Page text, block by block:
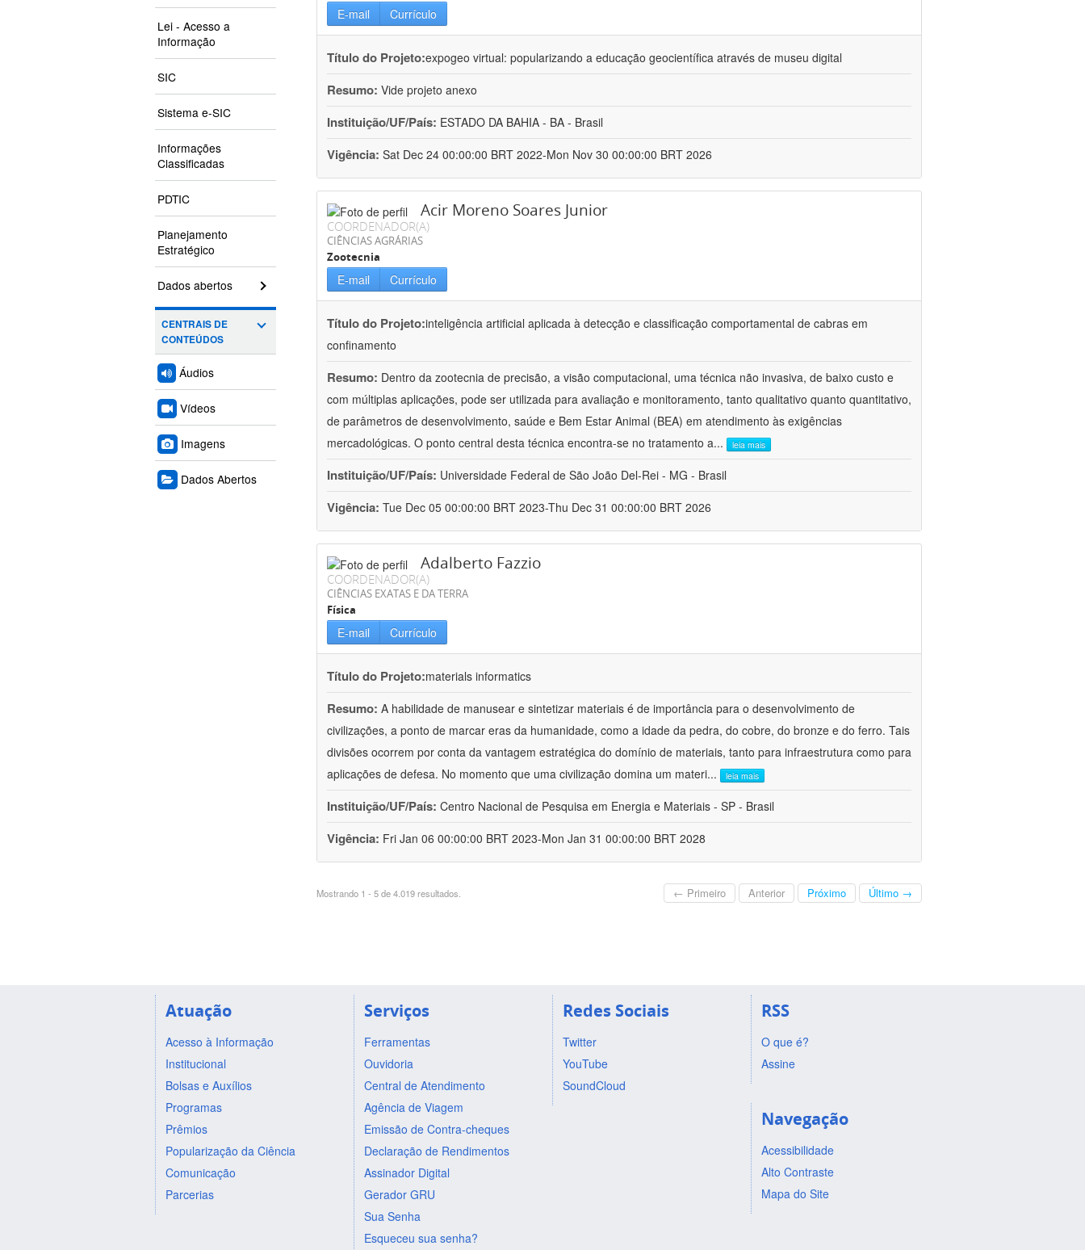
Lei - Acesso a
Informação
SIC
Sistema e-SIC
Informações
Classificadas
PDTIC
Planejamento
Estratégico
Dados abertos
CENTRAIS DE
CONTEÚDOS
Áudios
Vídeos
Imagens
Dados Abertos
E-mail Currículo
Título do Projeto:expogeo virtual: popularizando a educação geocientífica através de museu digital
Resumo: Vide projeto anexo
Instituição/UF/País: ESTADO DA BAHIA - BA - Brasil
Vigência: Sat Dec 24 00:00:00 BRT 2022-Mon Nov 30 00:00:00 BRT 2026
Acir Moreno Soares Junior
COORDENADOR(A)
CIÊNCIAS AGRÁRIAS
Zootecnia
E-mail Currículo
Título do Projeto:inteligência artificial aplicada à detecção e classificação comportamental de cabras em
confinamento
Resumo: Dentro da zootecnia de precisão, a visão computacional, uma técnica não invasiva, de baixo custo e
com múltiplas aplicações, pode ser utilizada para avaliação e monitoramento, tanto qualitativo quanto quantitativo,
de parâmetros de desenvolvimento, saúde e Bem Estar Animal (BEA) em atendimento às exigências
mercadológicas. O ponto central desta técnica encontra-se no tratamento a... leia mais
Instituição/UF/País: Universidade Federal de São João Del-Rei - MG - Brasil
Vigência: Tue Dec 05 00:00:00 BRT 2023-Thu Dec 31 00:00:00 BRT 2026
Adalberto Fazzio
COORDENADOR(A)
CIÊNCIAS EXATAS E DA TERRA
Física
E-mail Currículo
Título do Projeto:materials informatics
Resumo: A habilidade de manusear e sintetizar materiais é de importância para o desenvolvimento de
civilizações, a ponto de marcar eras da humanidade, como a idade da pedra, do cobre, do bronze e do ferro. Tais
divisões ocorrem por conta da vantagem estratégica do domínio de materiais, tanto para infraestrutura como para
aplicações de defesa. No momento que uma civilização domina um materi... leia mais
Instituição/UF/País: Centro Nacional de Pesquisa em Energia e Materiais - SP - Brasil
Vigência: Fri Jan 06 00:00:00 BRT 2023-Mon Jan 31 00:00:00 BRT 2028
Mostrando 1 - 5 de 4.019 resultados. ← Primeiro Anterior Próximo Último →
Atuação
Acesso à Informação
Institucional
Bolsas e Auxílios
Programas
Prêmios
Popularização da Ciência
Comunicação
Parcerias
Serviços
Ferramentas
Ouvidoria
Central de Atendimento
Agência de Viagem
Emissão de Contra-cheques
Declaração de Rendimentos
Assinador Digital
Gerador GRU
Sua Senha
Esqueceu sua senha?
Redes Sociais
Twitter
YouTube
SoundCloud
RSS
O que é?
Assine
Navegação
Acessibilidade
Alto Contraste
Mapa do Site